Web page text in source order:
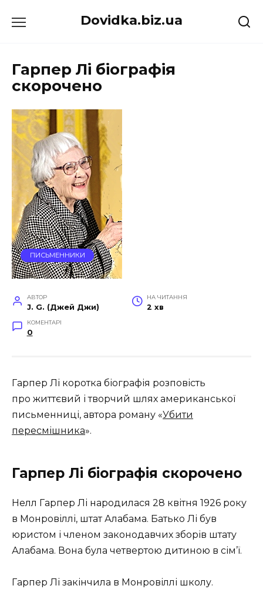
до
Dovidka.biz.ua
Гарпер Лі біографія
скорочено
ПИСЬМЕННИКИ
АВТОР
J. G. (Джей Джи)
НА ЧИТАННЯ
2 хв
КОМЕНТАРІ
0
Гарпер Лі коротка біографія розповість
про життєвий і творчий шлях американської
письменниці, автора роману «Убити
пересмішника».
Гарпер Лі біографія скорочено
Нелл Гарпер Лі народилася 28 квітня 1926 року
в Монровіллі, штат Алабама. Батько Лі був
юристом і членом законодавчих зборів штату
Алабама. Вона була четвертою дитиною в сім’ї.
Гарпер Лі закінчила в Монровіллі школу.